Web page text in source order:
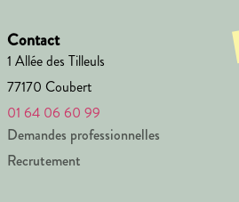
Contact
1 Allée des Tilleuls
77170 Coubert
01 64 06 60 99
Demandes professionnelles
Recrutement